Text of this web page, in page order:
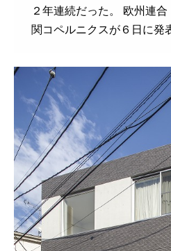
２年連続だった。 欧州連
関コペルニクスが６日に発